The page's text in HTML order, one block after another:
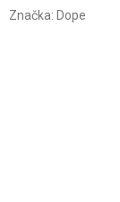
Značka: Dope